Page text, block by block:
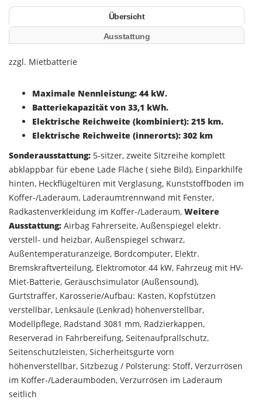
Übersicht
Ausstattung
zzgl. Mietbatterie
Maximale Nennleistung: 44 kW.
Batteriekapazität von 33,1 kWh.
Elektrische Reichweite (kombiniert): 215 km.
Elektrische Reichweite (innerorts): 302 km
Sonderausstattung: 5-sitzer, zweite Sitzreihe komplett
abklappbar für ebene Lade Fläche ( siehe Bild), Einparkhilfe
hinten, Heckflügeltüren mit Verglasung, Kunststoffboden im
Koffer-/Laderaum, Laderaumtrennwand mit Fenster,
Radkastenverkleidung im Koffer-/Laderaum, Weitere
Ausstattung: Airbag Fahrerseite, Außenspiegel elektr.
verstell- und heizbar, Außenspiegel schwarz,
Außentemperaturanzeige, Bordcomputer, Elektr.
Bremskraftverteilung, Elektromotor 44 kW, Fahrzeug mit HV-
Miet-Batterie, Geräuschsimulator (Außensound),
Gurtstraffer, Karosserie/Aufbau: Kasten, Kopfstützen
verstellbar, Lenksäule (Lenkrad) höhenverstellbar,
Modellpflege, Radstand 3081 mm, Radzierkappen,
Reserverad in Fahrbereifung, Seitenaufprallschutz,
Seitenschutzleisten, Sicherheitsgurte vorn
höhenverstellbar, Sitzbezug / Polsterung: Stoff, Verzurrösen
im Koffer-/Laderaumboden, Verzurrösen im Laderaum
seitlich